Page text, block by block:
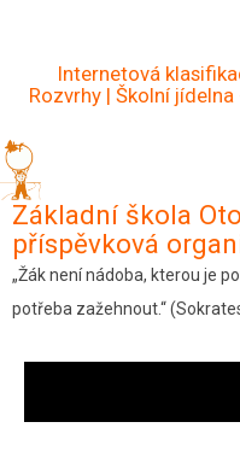
hlavnímuInternetová
Rozvrhy | Školní jídelna
Základní škola
příspěvková
„Žák není nádoba, kterou je
potřeba zažehnout.“